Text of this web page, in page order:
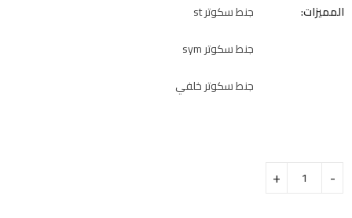
المميزات:
جنط سكوتر st
جنط سكوتر sym
جنط سكوتر خلفي